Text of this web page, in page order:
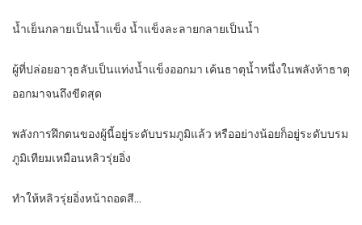
น้ำเย็นกลายเป็นน้ำแข็ง น้ำแข็งละลายกลายเป็นน้ำ
ผู้ที่ปล่อยอาวุธลับเป็นแท่งน้ำแข็งออกมา เค้นธาตุน้ำหนึ่งในพลังห้าธาตุ
ออกมาจนถึงขีดสุด
พลังการฝึกตนของผู้นี้อยู่ระดับบรมภูมิแล้ว หรืออย่างน้อยก็อยู่ระดับบรม
ภูมิเทียมเหมือนหลิวรุ่ยอิ่ง
ทำให้หลิวรุ่ยอิ่งหน้าถอดสี…